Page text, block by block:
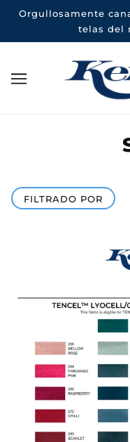
Orgullosamente
telas del
FILTRADO POR